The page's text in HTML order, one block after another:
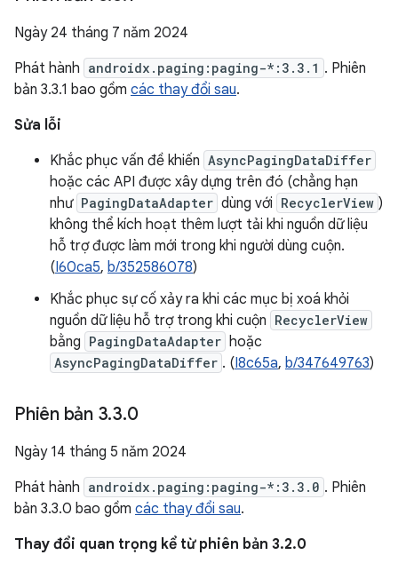
Ngày 24 tháng 7 năm 2024
Phát hành androidx.paging:paging-*:3.3.1 . Phiên
bản 3.3.1 bao gồm các thay đổi sau.
Sửa lỗi
Khắc phục vấn đề khiến AsyncPagingDataDiffer
hoặc các API được xây dựng trên đó (chẳng hạn
như PagingDataAdapter dùng với RecyclerView )
không thể kích hoạt thêm lượt tải khi nguồn dữ liệu
hỗ trợ được làm mới trong khi người dùng cuộn.
(I60ca5, b/352586078)
Khắc phục sự cố xảy ra khi các mục bị xoá khỏi
nguồn dữ liệu hỗ trợ trong khi cuộn RecyclerView
bằng PagingDataAdapter hoặc
AsyncPagingDataDiffer . (I8c65a, b/347649763)
Phiên bản 3.3.0
Ngày 14 tháng 5 năm 2024
Phát hành androidx.paging:paging-*:3.3.0 . Phiên
bản 3.3.0 bao gồm các thay đổi sau.
Thay đổi quan trọng kể từ phiên bản 3.2.0